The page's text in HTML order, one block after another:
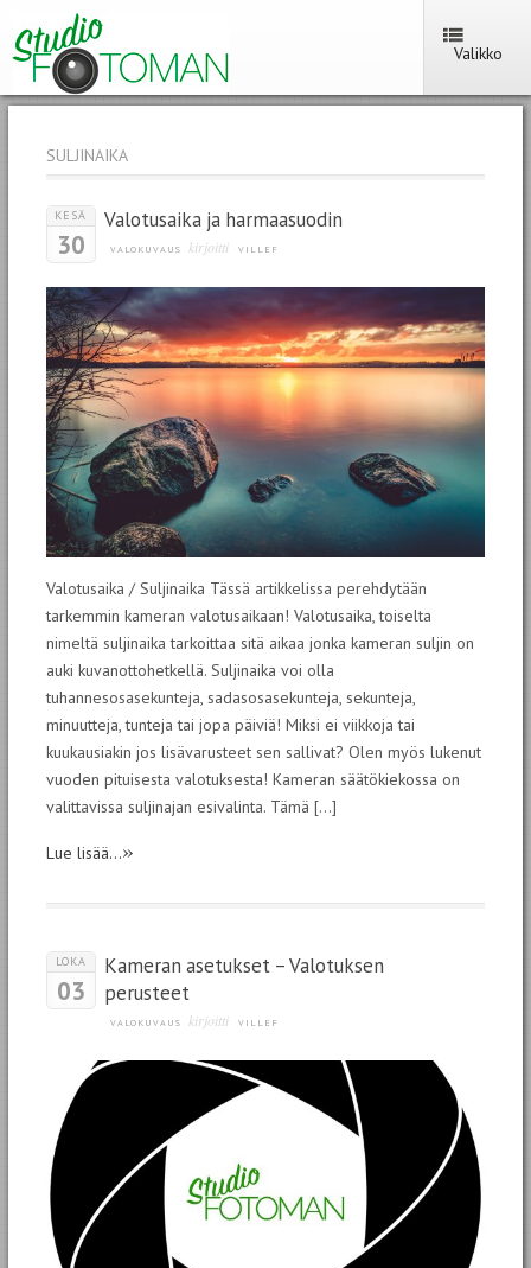
Valikko
SULJINAIKA
KESÄ
30
Valotusaika ja harmaasuodin
VALOKUVAUS kirjoitti VILLEF
Valotusaika / Suljinaika Tässä artikkelissa perehdytään
tarkemmin kameran valotusaikaan! Valotusaika, toiselta
nimeltä suljinaika tarkoittaa sitä aikaa jonka kameran suljin on
auki kuvanottohetkellä. Suljinaika voi olla
tuhannesosasekunteja, sadasosasekunteja, sekunteja,
minuutteja, tunteja tai jopa päiviä! Miksi ei viikkoja tai
kuukausiakin jos lisävarusteet sen sallivat? Olen myös lukenut
vuoden pituisesta valotuksesta! Kameran säätökiekossa on
valittavissa suljinajan esivalinta. Tämä […]
Lue lisää...»
LOKA
03
Kameran asetukset – Valotuksen
perusteet
VALOKUVAUS kirjoitti VILLEF